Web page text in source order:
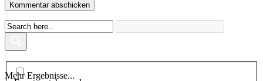
Mehr Ergebnisse...